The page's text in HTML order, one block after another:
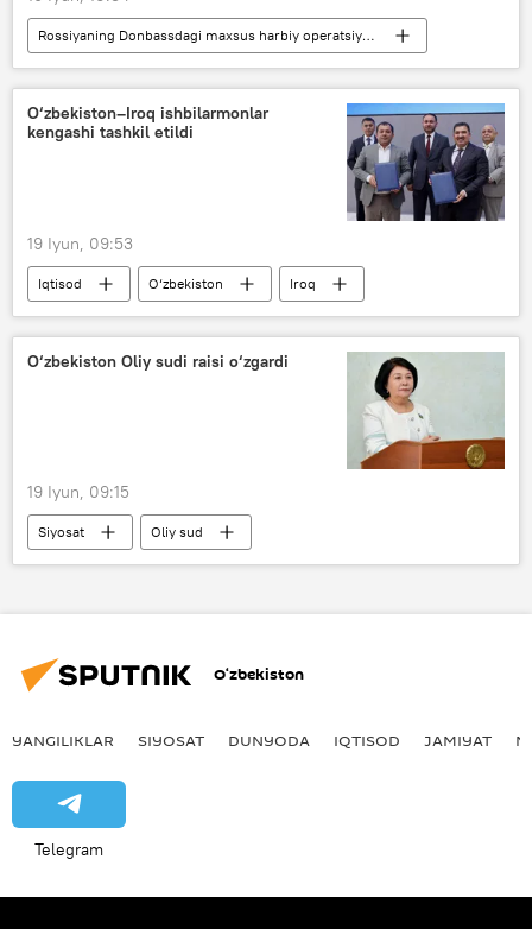
Rossiyaning Donbassdagi maxsus harbiy operatsiyasi
Dunyoda
Dunyo yangiliklari
Rossiya
Sergey Lavrov
O‘zbekiston–Iroq ishbilarmonlar
kengashi tashkil etildi
19 Iyun, 09:53
Iqtisod O‘zbekiston Iroq
O‘zbekiston Oliy sudi raisi o‘zgardi
19 Iyun, 09:15
Siyosat
Oliy sud
Robaxon Mahmudova
O‘zbekiston
YANGILIKLAR SIYOSAT DUNYODA IQTISOD JAMIYAT
Telegram